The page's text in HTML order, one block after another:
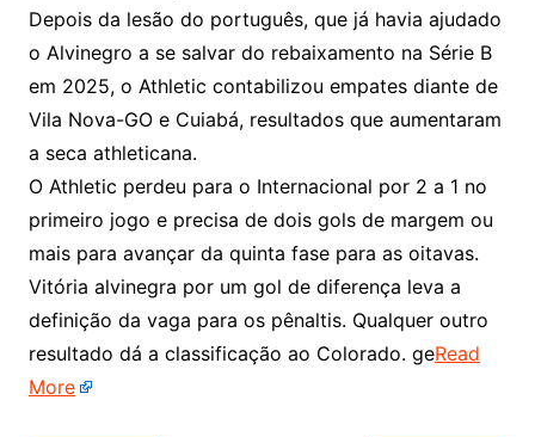
Depois da lesão do português, que já havia ajudado
o Alvinegro a se salvar do rebaixamento na Série B
em 2025, o Athletic contabilizou empates diante de
Vila Nova-GO e Cuiabá, resultados que aumentaram
a seca athleticana.
O Athletic perdeu para o Internacional por 2 a 1 no
primeiro jogo e precisa de dois gols de margem ou
mais para avançar da quinta fase para as oitavas.
Vitória alvinegra por um gol de diferença leva a
definição da vaga para os pênaltis. Qualquer outro
resultado dá a classificação ao Colorado. geRead
More